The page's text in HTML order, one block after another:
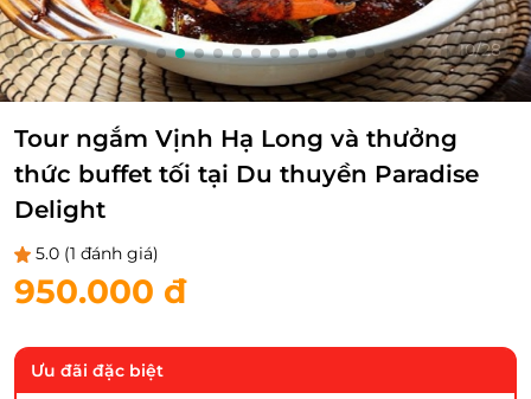
10/28
Tour ngắm Vịnh Hạ Long và thưởng
thức buffet tối tại Du thuyền Paradise
Delight
5.0 (1 đánh giá)
950.000 đ
Ưu đãi đặc biệt